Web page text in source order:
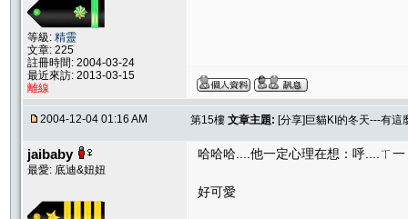
等級: 精靈
文章: 225
註冊時間: 2004-03-24
最近來訪: 2013-03-15
離線
2004-12-04 01:16 AM 第15樓 文章主題: [分享]巨貓KI的冬天---有這
jaibaby
最愛: 底迪&妞妞
哈哈哈....他一定心理在想：呼....ㄒ
好可愛